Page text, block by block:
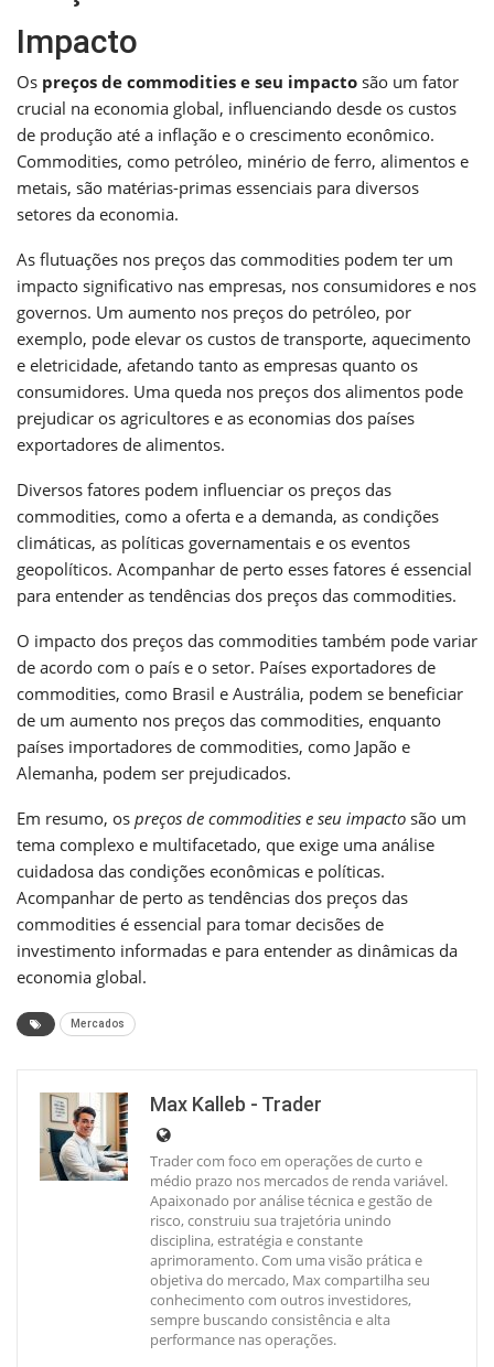
Impacto
Os preços de commodities e seu impacto são um fator
crucial na economia global, influenciando desde os custos
de produção até a inflação e o crescimento econômico.
Commodities, como petróleo, minério de ferro, alimentos e
metais, são matérias-primas essenciais para diversos
setores da economia.
As flutuações nos preços das commodities podem ter um
impacto significativo nas empresas, nos consumidores e nos
governos. Um aumento nos preços do petróleo, por
exemplo, pode elevar os custos de transporte, aquecimento
e eletricidade, afetando tanto as empresas quanto os
consumidores. Uma queda nos preços dos alimentos pode
prejudicar os agricultores e as economias dos países
exportadores de alimentos.
Diversos fatores podem influenciar os preços das
commodities, como a oferta e a demanda, as condições
climáticas, as políticas governamentais e os eventos
geopolíticos. Acompanhar de perto esses fatores é essencial
para entender as tendências dos preços das commodities.
O impacto dos preços das commodities também pode variar
de acordo com o país e o setor. Países exportadores de
commodities, como Brasil e Austrália, podem se beneficiar
de um aumento nos preços das commodities, enquanto
países importadores de commodities, como Japão e
Alemanha, podem ser prejudicados.
Em resumo, os preços de commodities e seu impacto são um
tema complexo e multifacetado, que exige uma análise
cuidadosa das condições econômicas e políticas.
Acompanhar de perto as tendências dos preços das
commodities é essencial para tomar decisões de
investimento informadas e para entender as dinâmicas da
economia global.
Mercados
Max Kalleb - Trader
Trader com foco em operações de curto e
médio prazo nos mercados de renda variável.
Apaixonado por análise técnica e gestão de
risco, construiu sua trajetória unindo
disciplina, estratégia e constante
aprimoramento. Com uma visão prática e
objetiva do mercado, Max compartilha seu
conhecimento com outros investidores,
sempre buscando consistência e alta
performance nas operações.